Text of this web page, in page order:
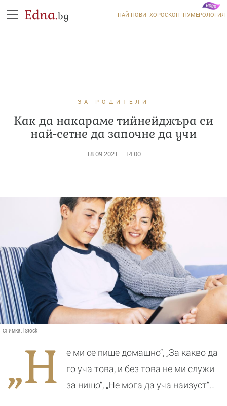
Edna.bg НАЙ-НОВИ ХОРОСКОП НУМЕРОЛОГИЯ
ЗА РОДИТЕЛИ
Как да накараме тийнейджъра си
най-сетне да започне да учи
18.09.2021 14:00
Снимка: iStock
„Н
е ми се пише домашно“, „За какво да
го уча това, и без това не ми служи
за нищо“, „Не мога да уча наизуст“…